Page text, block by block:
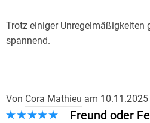
Trotz einiger Unregelmäßigkeiten
spannend.
Von Cora Mathieu am 10.11.2025
Freund oder